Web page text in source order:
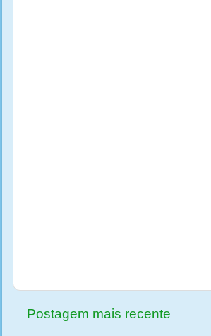
Postagem mais recente